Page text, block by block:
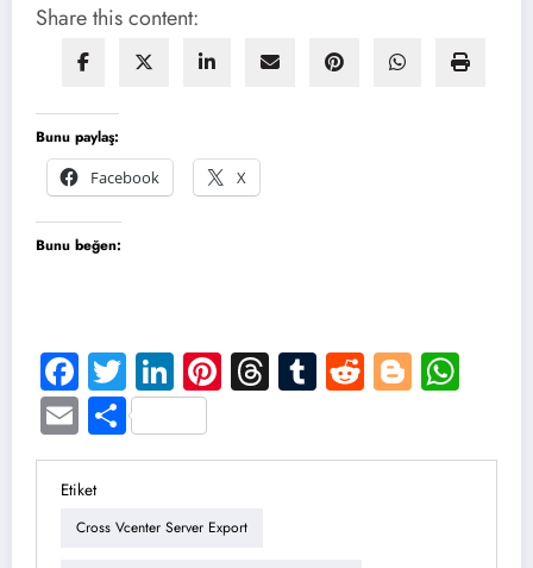
Share this content:
Bunu paylaş:
Facebook
X
Bunu beğen:
Facebook
TwitterLinkedIn
Pinterest
Threads
Tumblr
Reddit
EmailShare
Etiket
Cross Vcenter Server Export